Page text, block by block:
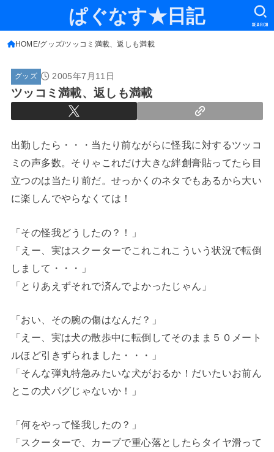
ぱぐなす★日記 SEARCH
HOME グッズ ツッコミ満載、返しも満載
グッズ 2005年7月11日
ツッコミ満載、返しも満載
出勤したら・・・当たり前ながらに怪我に対するツッコ
ミの声多数。そりゃこれだけ大きな絆創膏貼ってたら目
立つのは当たり前だ。せっかくのネタでもあるから大い
に楽しんでやらなくては！
「その怪我どうしたの？！」
「えー、実はスクーターでこれこれこういう状況で転倒
しまして・・・」
「とりあえずそれで済んでよかったじゃん」
「おい、その腕の傷はなんだ？」
「えー、実は犬の散歩中に転倒してそのまま５０メート
ルほど引きずられました・・・」
「そんな弾丸特急みたいな犬がおるか！だいたいお前ん
とこの犬パグじゃないか！」
「何をやって怪我したの？」
「スクーターで、カーブで重心落としたらタイヤ滑って